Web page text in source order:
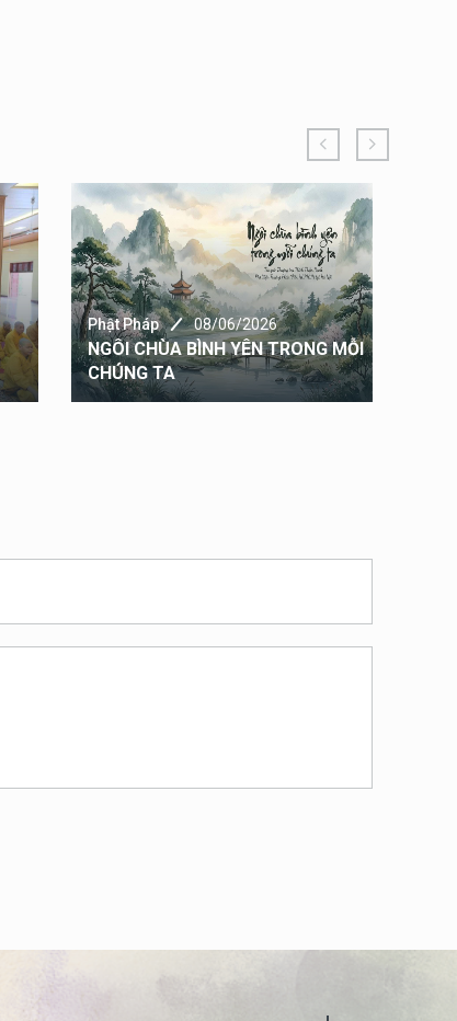
Phật Pháp 08/06/2026
NGÔI CHÙA BÌNH YÊN TRONG MỖI
CHÚNG TA